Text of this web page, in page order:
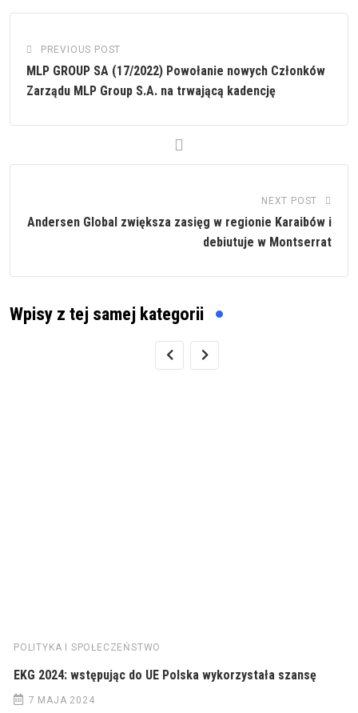
PREVIOUS POST
MLP GROUP SA (17/2022) Powołanie nowych Członków
Zarządu MLP Group S.A. na trwającą kadencję
NEXT POST
Andersen Global zwiększa zasięg w regionie Karaibów i
debiutuje w Montserrat
Wpisy z tej samej kategorii
POLITYKA I SPOŁECZEŃSTWO
EKG 2024: wstępując do UE Polska wykorzystała szansę
7 MAJA 2024